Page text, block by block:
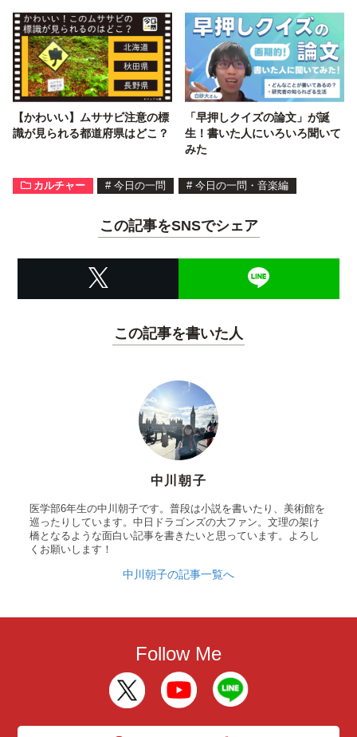
【かわいい】ムササビ注意の標
識が見られる都道府県はどこ？
「早押しクイズの論文」が誕
生！書いた人にいろいろ聞いて
みた
カルチャー # 今日の一問 # 今日の一問・音楽編
この記事をSNSでシェア
この記事を書いた人
中川朝子
医学部6年生の中川朝子です。普段は小説を書いたり、美術館を
巡ったりしています。中日ドラゴンズの大ファン。文理の架け
橋となるような面白い記事を書きたいと思っています。よろし
くお願いします！
中川朝子の記事一覧へ
Follow Me